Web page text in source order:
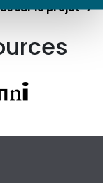
sur le projet